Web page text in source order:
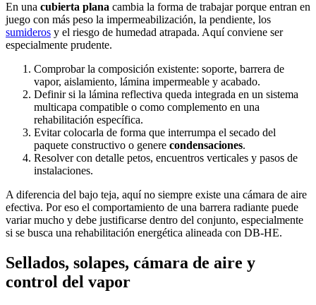
En una cubierta plana cambia la forma de trabajar porque entran en
juego con más peso la impermeabilización, la pendiente, los
sumideros y el riesgo de humedad atrapada. Aquí conviene ser
especialmente prudente.
Comprobar la composición existente: soporte, barrera de
vapor, aislamiento, lámina impermeable y acabado.
Definir si la lámina reflectiva queda integrada en un sistema
multicapa compatible o como complemento en una
rehabilitación específica.
Evitar colocarla de forma que interrumpa el secado del
paquete constructivo o genere condensaciones.
Resolver con detalle petos, encuentros verticales y pasos de
instalaciones.
A diferencia del bajo teja, aquí no siempre existe una cámara de aire
efectiva. Por eso el comportamiento de una barrera radiante puede
variar mucho y debe justificarse dentro del conjunto, especialmente
si se busca una rehabilitación energética alineada con DB-HE.
Sellados, solapes, cámara de aire y
control del vapor